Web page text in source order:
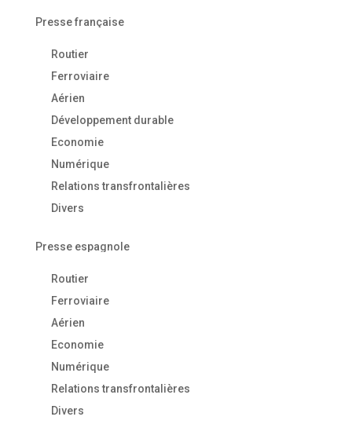
Presse française
Routier
Ferroviaire
Aérien
Développement durable
Economie
Numérique
Relations transfrontalières
Divers
Presse espagnole
Routier
Ferroviaire
Aérien
Economie
Numérique
Relations transfrontalières
Divers